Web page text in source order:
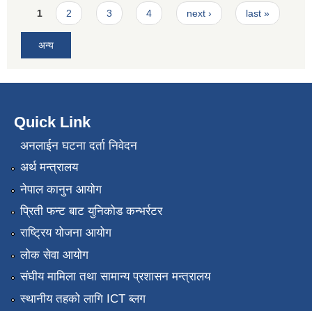
Pages
1 2 3 4 next › last »
अन्य
Quick Link
अनलाईन घटना दर्ता निवेदन
अर्थ मन्त्रालय
नेपाल कानुन आयोग
प्रिती फन्ट बाट युनिकोड कन्भर्रटर
राष्ट्रिय योजना आयोग
लोक सेवा आयोग
संघीय मामिला तथा सामान्य प्रशासन मन्त्रालय
स्थानीय तहको लागि ICT ब्लग